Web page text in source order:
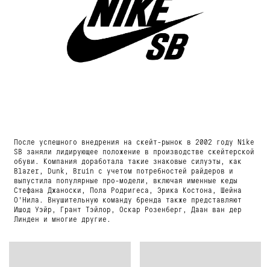
После успешного внедрения на скейт-рынок в 2002 году Nike
SB заняли лидирующее положение в производстве скейтерской
обуви. Компания доработала такие знаковые силуэты, как
Blazer, Dunk, Bruin с учетом потребностей райдеров и
выпустила популярные про-модели, включая именные кеды
Стефана Джаноски, Пола Родригеса, Эрика Костона, Шейна
О'Нила. Внушительную команду бренда также представляют
Ишод Уэйр, Грант Тэйлор, Оскар Розенберг, Даан ван дер
Линден и многие другие.